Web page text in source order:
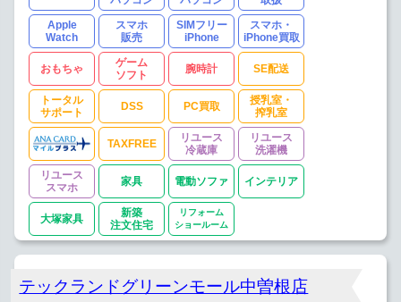
Apple
Watch
スマホ
販売
SIMフリー
iPhone
スマホ・
iPhone買取
おもちゃ
ゲーム
ソフト
腕時計 SE配送
トータル
サポート
DSS PC買取
授乳室・
搾乳室
TAXFREE
リユース
冷蔵庫
リユース
洗濯機
リユース
スマホ
家具 電動ソファ インテリア
大塚家具
新築
注文住宅
リフォーム
ショールーム
テックランドグリーンモール中曽根店